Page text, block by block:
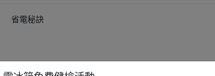
省電秘訣